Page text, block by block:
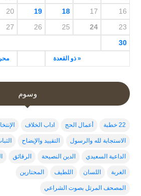
« ذو القعدة
16
17
18
19
20
23
24
25
26
27
30
وسوم
22 خطبة أعمال الحج اداب الخلاف
الاستجابة لله والرسول التقييد والإيضاح
الداعية السعيدي الدين النصيحة الرقائق
الغربة اللسان اللطيف المحتارين
المصحف المرتل بصوت الشراعي